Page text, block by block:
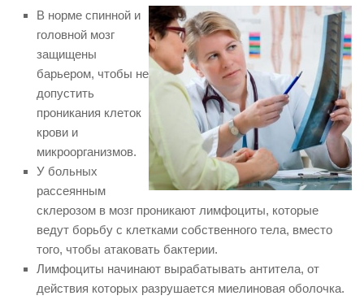
В норме спинной и
головной мозг
защищены
барьером, чтобы не
допустить
проникания клеток
крови и
микроорганизмов.
У больных
рассеянным
склерозом в мозг проникают лимфоциты, которые
ведут борьбу с клетками собственного тела, вместо
того, чтобы атаковать бактерии.
Лимфоциты начинают вырабатывать антитела, от
действия которых разрушается миелиновая оболочка.